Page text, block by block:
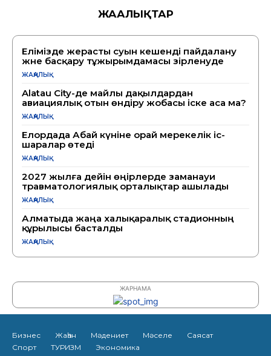
ЖАҢАЛЫҚТАР
Елімізде жерасты суын кешенді пайдалану
және басқару тұжырымдамасы әзірленуде
ЖАҢАЛЫҚ
Alatau City-де майлы дақылдардан
авиациялық отын өндіру жобасы іске аса ма?
ЖАҢАЛЫҚ
Елордада Абай күніне орай мерекелік іс-
шаралар өтеді
ЖАҢАЛЫҚ
2027 жылға дейін өңірлерде заманауи
травматологиялық орталықтар ашылады
ЖАҢАЛЫҚ
Алматыда жаңа халықаралық стадионның
құрылысы басталды
ЖАҢАЛЫҚ
ЖАРНАМА
Бизнес Жаһан Мәдениет Мәселе
Саясат
Спорт
ТУРИЗМ Экономика